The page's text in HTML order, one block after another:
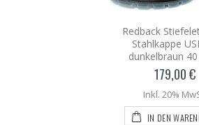
Redback
Stahlkappe
dunkelbraun
179,00 €
Inkl. 20%
IN DEN